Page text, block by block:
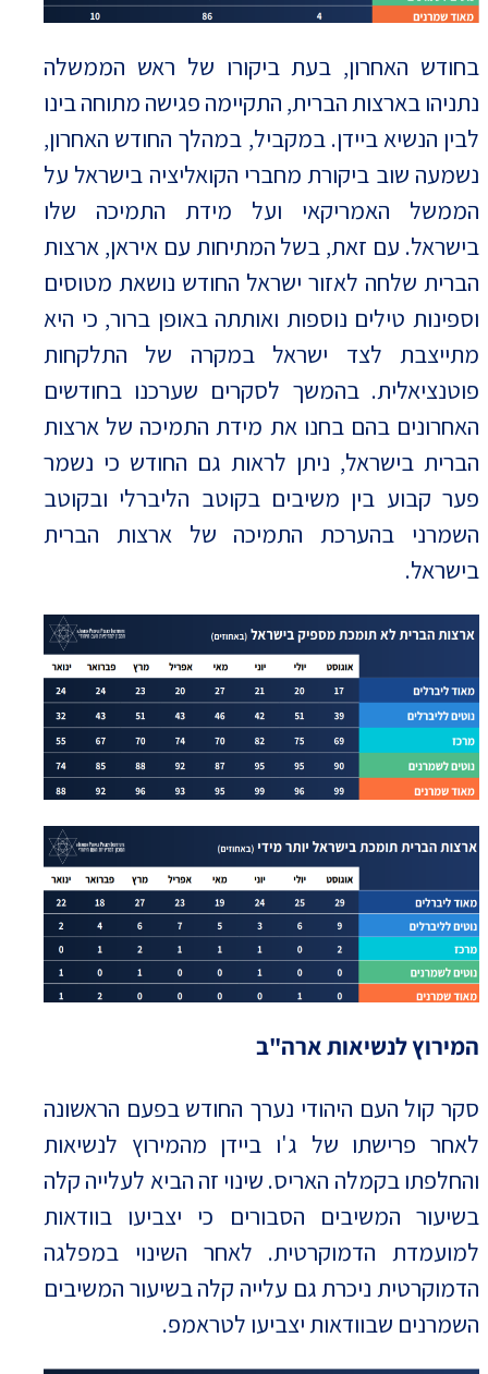
בחודש האחרון, בעת ביקורו של ראש הממשלה
נתניהו בארצות הברית, התקיימה פגישה מתוחה בינו
לבין הנשיא ביידן. במקביל, במהלך החודש האחרון,
נשמעה שוב ביקורת מחברי הקואליציה בישראל על
הממשל האמריקאי ועל מידת התמיכה שלו
בישראל. עם זאת, בשל המתיחות עם איראן, ארצות
הברית שלחה לאזור ישראל החודש נושאת מטוסים
וספינות טילים נוספות ואותתה באופן ברור, כי היא
מתייצבת לצד ישראל במקרה של התלקחות
פוטנציאלית. בהמשך לסקרים שערכנו בחודשים
האחרונים בהם בחנו את מידת התמיכה של ארצות
הברית בישראל, ניתן לראות גם החודש כי נשמר
פער קבוע בין משיבים בקוטב הליברלי ובקוטב
השמרני בהערכת התמיכה של ארצות הברית
בישראל.
המירוץ לנשיאות ארה"ב
סקר קול העם היהודי נערך החודש בפעם הראשונה
לאחר פרישתו של ג'ו ביידן מהמירוץ לנשיאות
והחלפתו בקמלה האריס. שינוי זה הביא לעלייה קלה
בשיעור המשיבים הסבורים כי יצביעו בוודאות
למועמדת הדמוקרטית. לאחר השינוי במפלגה
הדמוקרטית ניכרת גם עלייה קלה בשיעור המשיבים
השמרנים שבוודאות יצביעו לטראמפ.